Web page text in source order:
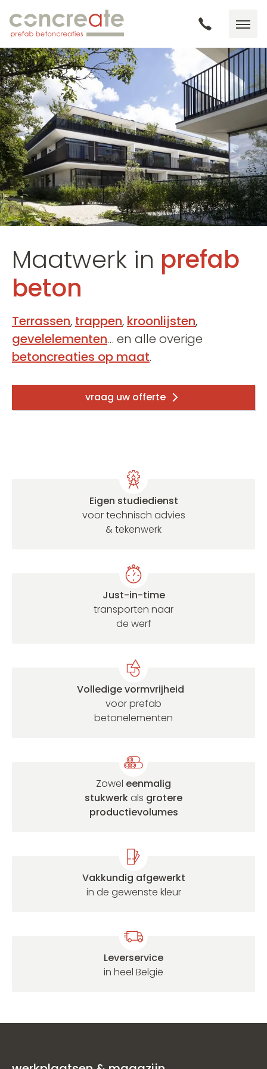
Maatwerk in prefab
beton
Terrassen, trappen, kroonlijsten,
gevelelementen… en alle overige
betoncreaties op maat.
vraag uw offerte
Eigen studiedienst
voor technisch advies
& tekenwerk
Just-in-time
transporten naar
de werf
Volledige vormvrijheid
voor prefab
betonelementen
Zowel eenmalig
stukwerkals grotere
productievolumes
Vakkundig afgewerkt
in de gewenste kleur
Leverservice
in heel België